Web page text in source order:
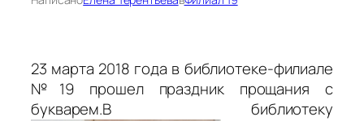
23 марта 2018 года в библиотеке-филиале
№19 прошел праздник прощания с
букварем.В библиотеку